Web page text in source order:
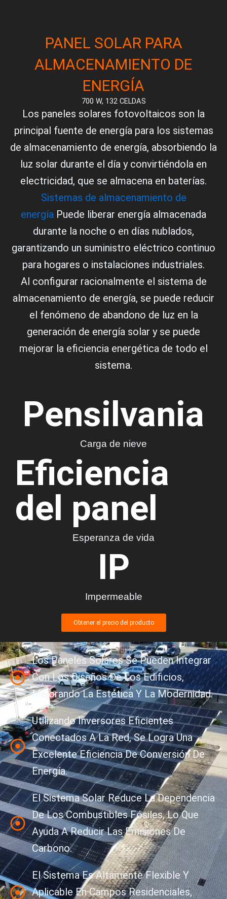
PANEL SOLAR PARA
ALMACENAMIENTO DE
ENERGÍA
700 W, 132 CELDAS
Los paneles solares fotovoltaicos son la
principal fuente de energía para los sistemas
de almacenamiento de energía, absorbiendo la
luz solar durante el día y convirtiéndola en
electricidad, que se almacena en baterías.
Sistemas de almacenamiento de
energía Puede liberar energía almacenada
durante la noche o en días nublados,
garantizando un suministro eléctrico continuo
para hogares o instalaciones industriales.
Al configurar racionalmente el sistema de
almacenamiento de energía, se puede reducir
el fenómeno de abandono de luz en la
generación de energía solar y se puede
mejorar la eficiencia energética de todo el
sistema.
Carga de nieve
Pensilvania
Esperanza de vida
Eficiencia
del panel
Impermeable
IP
Obtener el precio del producto
Los Paneles Solares Se Pueden Integrar
Con Los Diseños De Los Edificios,
Mejorando La Estética Y La Modernidad.
Utilizando Inversores Eficientes
Conectados A La Red, Se Logra Una
Excelente Eficiencia De Conversión De
Energía.
El Sistema Solar Reduce La Dependencia
De Los Combustibles Fósiles, Lo Que
Ayuda A Reducir Las Emisiones De
Carbono.
El Sistema Es Altamente Flexible Y
Aplicable En Campos Residenciales,